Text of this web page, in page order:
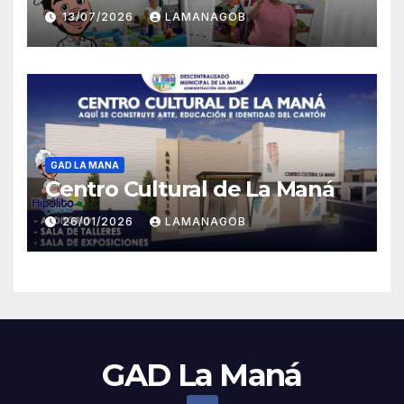
13/07/2026 LAMANAGOB
GAD LA MANA
Centro Cultural de La Maná
26/01/2026 LAMANAGOB
GAD La Maná